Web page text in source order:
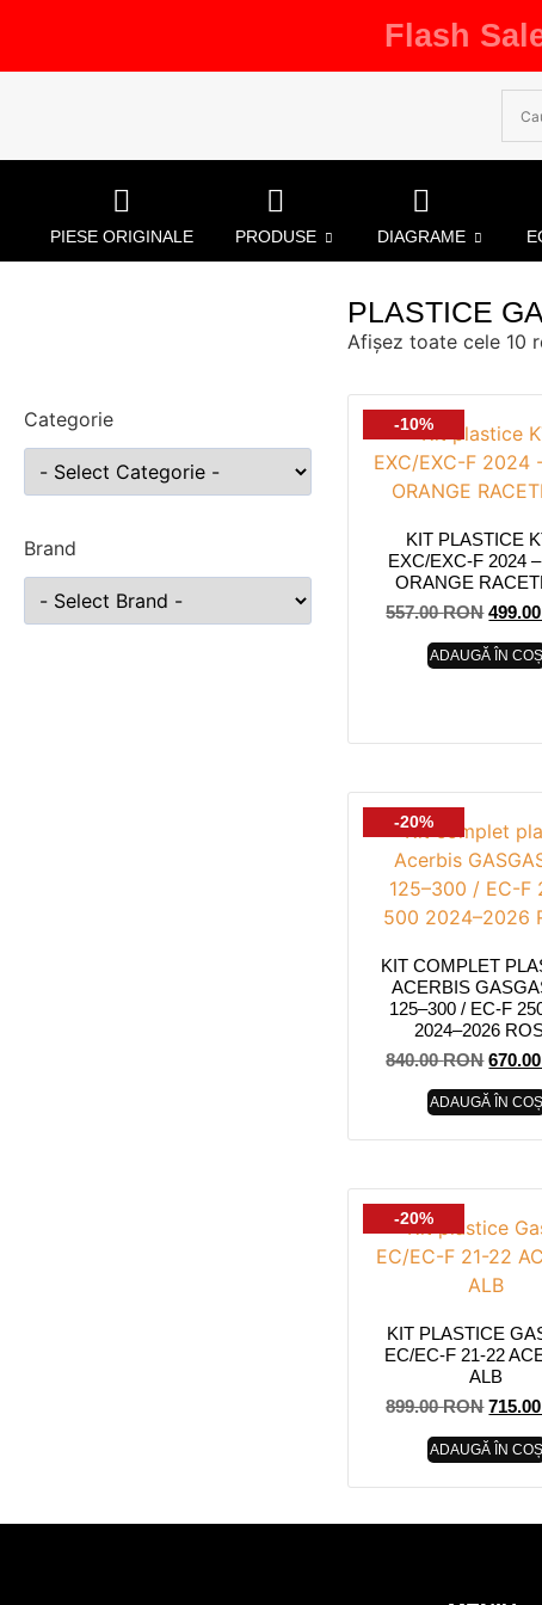
Flash
PIESE ORIGINALE PRODUSE DIAGRAME
Categorie
Brand
PLASTICE
Afișez toate cele 10
-10%
KIT PLASTICE
EXC/EXC-F 2024
ORANGE
557.00RON 499.00
ADAUGĂ ÎN COȘ
-20%
KIT COMPLET
ACERBIS
125–300 / EC-F
2024–2026
840.00RON 670.00
ADAUGĂ ÎN COȘ
-20%
KIT PLASTICE
EC/EC-F 21-22
ALB
899.00RON 715.00
ADAUGĂ ÎN COȘ